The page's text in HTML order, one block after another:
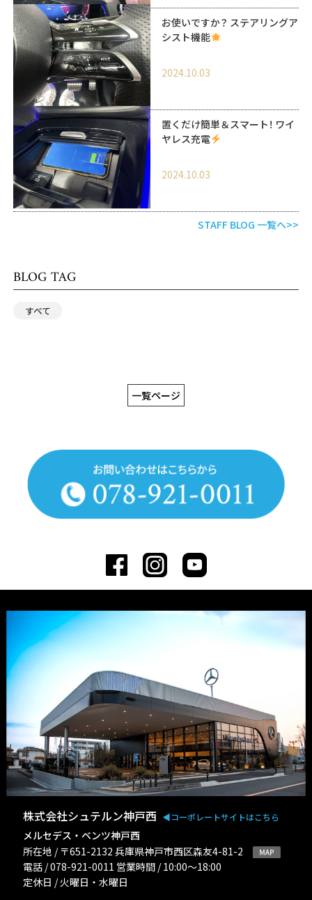
お使いですか？ ステアリングア
シスト機能
2024.10.03
置くだけ簡単＆スマート！ ワイ
ヤレス充電
2024.10.03
STAFF BLOG 一覧へ>>
BLOG TAG
すべて
一覧ページ
株式会社シュテルン神戸西 ◀︎コーポレートサイトはこちら
メルセデス・ベンツ神戸西
所在地 / 〒651-2132 兵庫県神戸市西区森友4-81-2
電話 / 078-921-0011 営業時間 / 10:00〜18:00
定休日 / 火曜日・水曜日